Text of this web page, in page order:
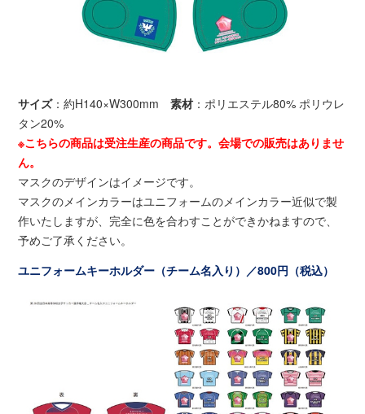
サイズ：約H140×W300mm素材 ：ポリエステル80% ポリウレ
タン20%
※こちらの商品は受注生産の商品です。会場での販売はありませ
ん。
マスクのデザインはイメージです。
マスクのメインカラーはユニフォームのメインカラー近似で製
作いたしますが、完全に色を合わすことができかねますので、
予めご了承ください。
ユニフォームキーホルダー（チーム名入り）／800円（税込）